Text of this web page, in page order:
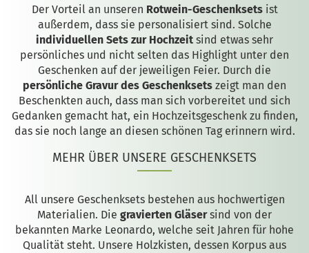
Der Vorteil an unseren Rotwein-Geschenksetsist
außerdem, dass sie personalisiert sind. Solche
individuellen Sets zur Hochzeit sind etwas sehr
persönliches und nicht selten das Highlight unter den
Geschenken auf der jeweiligen Feier. Durch die
persönliche Gravur des Geschenksets zeigt man den
Beschenkten auch, dass man sich vorbereitet und sich
Gedanken gemacht hat, ein Hochzeitsgeschenk zu finden,
das sie noch lange an diesen schönen Tag erinnern wird.
MEHR ÜBER UNSERE GESCHENKSETS
All unsere Geschenksets bestehen aus hochwertigen
Materialien. Die gravierten Gläsersind von der
bekannten Marke Leonardo, welche seit Jahren für hohe
Qualität steht. Unsere Holzkisten, dessen Korpus aus